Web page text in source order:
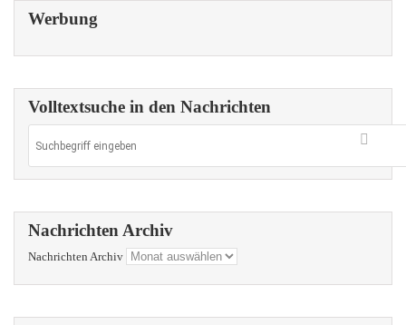
Werbung
Volltextsuche in den Nachrichten
Nachrichten Archiv
Nachrichten Archiv